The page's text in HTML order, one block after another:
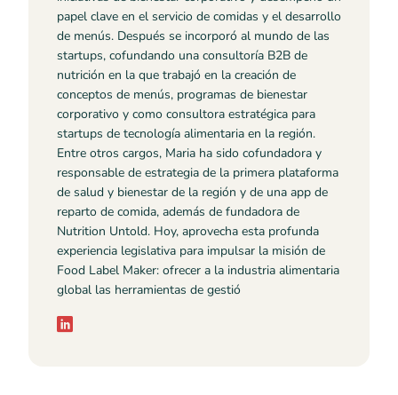
papel clave en el servicio de comidas y el desarrollo
de menús. Después se incorporó al mundo de las
startups, cofundando una consultoría B2B de
nutrición en la que trabajó en la creación de
conceptos de menús, programas de bienestar
corporativo y como consultora estratégica para
startups de tecnología alimentaria en la región.
Entre otros cargos, Maria ha sido cofundadora y
responsable de estrategia de la primera plataforma
de salud y bienestar de la región y de una app de
reparto de comida, además de fundadora de
Nutrition Untold. Hoy, aprovecha esta profunda
experiencia legislativa para impulsar la misión de
Food Label Maker: ofrecer a la industria alimentaria
global las herramientas de gestió